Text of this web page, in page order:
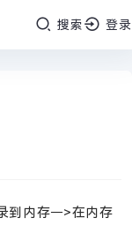
搜索 登录
到内存－>在内存